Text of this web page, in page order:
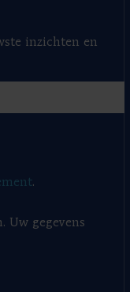
inzichten en
.
Uw gegevens